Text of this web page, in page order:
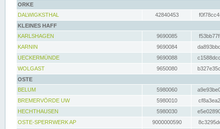
ORKE
DALWIGKSTHAL
42840453
KLEINES HAFF
KARLSHAGEN
9690085
KARNIN
9690084
UECKERMÜNDE
9690088
WOLGAST
9650080
OSTE
BELUM
5980060
BREMERVÖRDE UW
5980010
HECHTHAUSEN
5980030
OSTE-SPERRWERK AP
9000000590